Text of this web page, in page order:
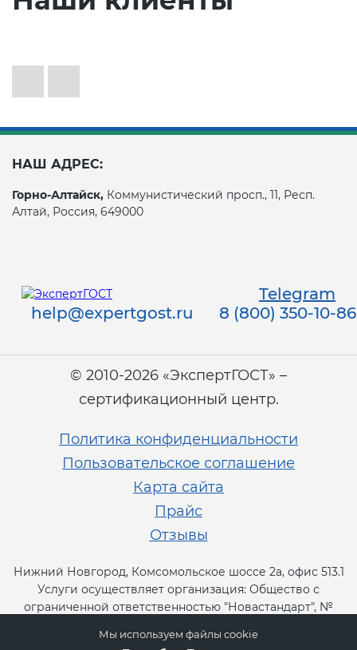
НАШ АДРЕС:
Горно-Алтайск, Коммунистический просп., 11, Респ.
Алтай, Россия, 649000
Telegram
help@expertgost.ru
8 (800) 350-10-86
© 2010-2026 «ЭкспертГОСТ» –
сертификационный центр.
Политика конфиденциальности
Пользовательское соглашение
Карта сайта
Прайс
Отзывы
Нижний Новгород, Комсомольское шоссе 2а, офис 513.1
Услуги осуществляет организация: Общество с
ограниченной ответственностью "Новастандарт", №
Мы используем файлы cookie